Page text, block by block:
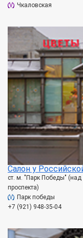
Чкаловская
Салон у
ст. м. "Парк Победы"
проспекта)
Парк победы
+7 (921) 948-35-04